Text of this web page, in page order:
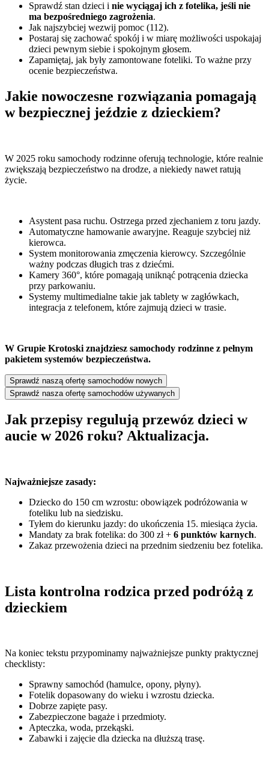
Sprawdź stan dzieci i nie wyciągaj ich z fotelika, jeśli nie
ma bezpośredniego zagrożenia.
Jak najszybciej wezwij pomoc (112).
Postaraj się zachować spokój i w miarę możliwości uspokajaj
dzieci pewnym siebie i spokojnym głosem.
Zapamiętaj, jak były zamontowane foteliki. To ważne przy
ocenie bezpieczeństwa.
Jakie nowoczesne rozwiązania pomagają
w bezpiecznej jeździe z dzieckiem?
W 2025 roku samochody rodzinne oferują technologie, które realnie
zwiększają bezpieczeństwo na drodze, a niekiedy nawet ratują
życie.
Asystent pasa ruchu. Ostrzega przed zjechaniem z toru jazdy.
Automatyczne hamowanie awaryjne. Reaguje szybciej niż
kierowca.
System monitorowania zmęczenia kierowcy. Szczególnie
ważny podczas długich tras z dziećmi.
Kamery 360°, które pomagają uniknąć potrącenia dziecka
przy parkowaniu.
Systemy multimedialne takie jak tablety w zagłówkach,
integracja z telefonem, które zajmują dzieci w trasie.
W Grupie Krotoski znajdziesz samochody rodzinne z pełnym
pakietem systemów bezpieczeństwa.
Sprawdź naszą ofertę samochodów nowych
Sprawdź nasza ofertę samochodów używanych
Jak przepisy regulują przewóz dzieci w
aucie w 2026 roku? Aktualizacja.
Najważniejsze zasady:
Dziecko do 150 cm wzrostu: obowiązek podróżowania w
foteliku lub na siedzisku.
Tyłem do kierunku jazdy: do ukończenia 15. miesiąca życia.
Mandaty za brak fotelika: do 300 zł + 6 punktów karnych.
Zakaz przewożenia dzieci na przednim siedzeniu bez fotelika.
Lista kontrolna rodzica przed podróżą z
dzieckiem
Na koniec tekstu przypominamy najważniejsze punkty praktycznej
checklisty:
Sprawny samochód (hamulce, opony, płyny).
Fotelik dopasowany do wieku i wzrostu dziecka.
Dobrze zapięte pasy.
Zabezpieczone bagaże i przedmioty.
Apteczka, woda, przekąski.
Zabawki i zajęcie dla dziecka na dłuższą trasę.